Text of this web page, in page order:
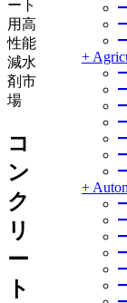
+
+
ート
用高
性能
減水
剤市
場
コ
ン
ク
リ
ー
ト